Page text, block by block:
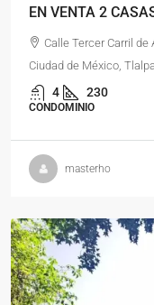
EN VENTA 2
Calle Tercer Carril
Ciudad de México,
4 230
CONDOMINIO
masterho